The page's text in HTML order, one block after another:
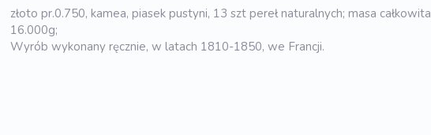
złoto pr.0.750, kamea, piasek pustyni, 13 szt pereł naturalnych; masa całkowita
16.000g;
Wyrób wykonany ręcznie, w latach 1810-1850, we Francji.